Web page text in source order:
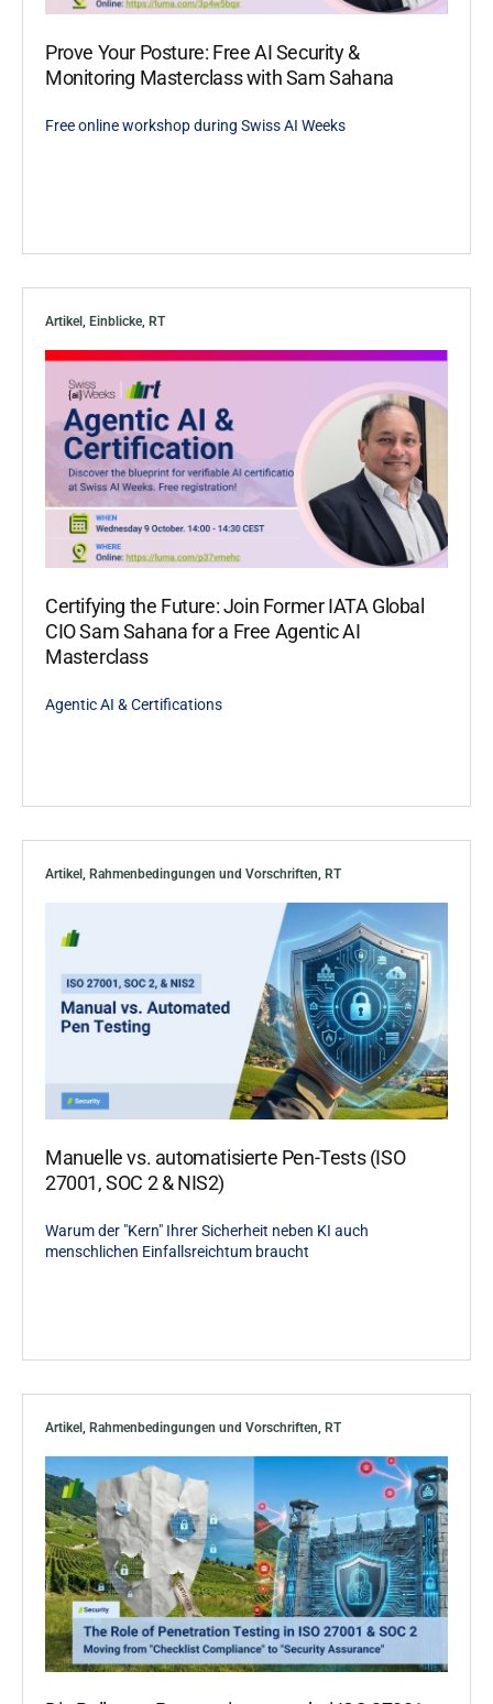
Prove Your Posture: Free AI Security &
Monitoring Masterclass with Sam Sahana
Free online workshop during Swiss AI Weeks
Artikel Einblicke RT
Certifying the Future: Join Former IATA Global
CIO Sam Sahana for a Free Agentic AI
Masterclass
Agentic AI & Certifications
Artikel , Rahmenbedingungen und Vorschriften, RT
Manuelle vs. automatisierte Pen-Tests (ISO
27001, SOC 2 & NIS2)
Warum der "Kern" Ihrer Sicherheit neben KI auch
menschlichen Einfallsreichtum braucht
Artikel Rahmenbedingungen und Vorschriften RT